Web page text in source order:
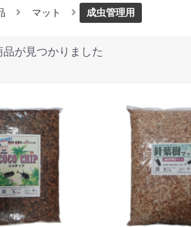
マット 成虫管理用
品が見つかりました